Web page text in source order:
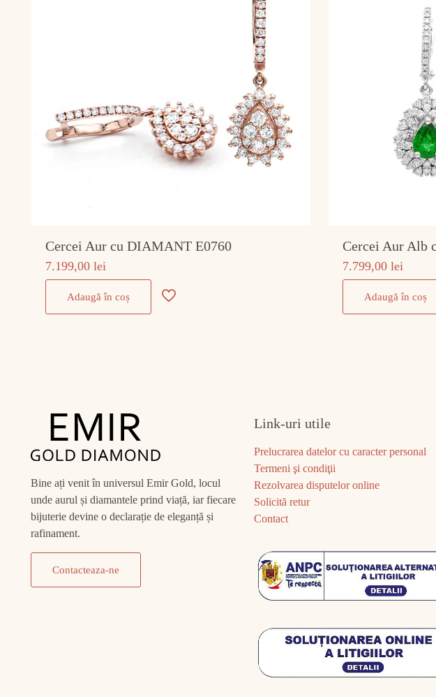
Cercei Aur cu DIAMANT E0760
7.199,00 lei
Adaugă în coș
Cercei Aur Alb
7.799,00lei
Adaugă în coș
Bine ați venit în universul Emir Gold, locul
unde aurul și diamantele prind viață, iar fiecare
bijuterie devine o declarație de eleganță și
rafinament.
Contacteaza-ne
Link-uri utile
Prelucrarea datelor cu caracter personal
Termeni şi condiţii
Rezolvarea disputelor online
Solicită retur
Contact